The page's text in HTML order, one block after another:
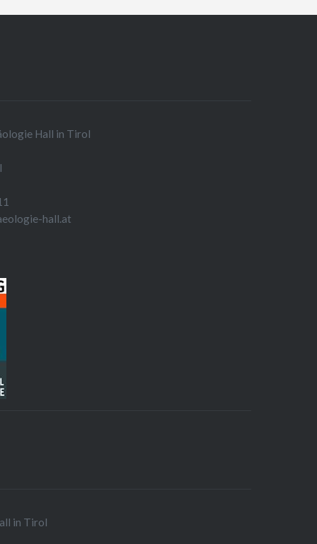
Hall in Tirol
hall.at
in Tirol